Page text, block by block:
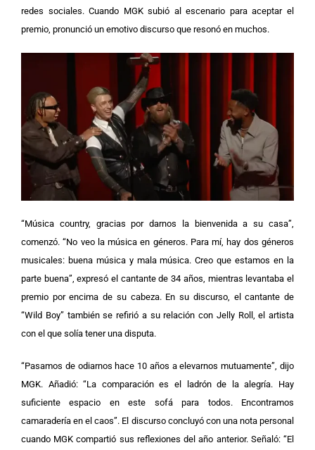
redes sociales.Cuando MGK subió al escenario para aceptar el
premio, pronunció un emotivo discurso que resonó en muchos.
“Música country, gracias por darnos la bienvenida a su casa”,
comenzó. “No veo la música en géneros. Para mí, hay dos géneros
musicales: buena música y mala música. Creo que estamos en la
parte buena”, expresó el cantante de 34 años, mientras levantaba el
premio por encima de su cabeza. En su discurso, el cantante de
“Wild Boy” también se refirió a su relación con Jelly Roll, el artista
con el que solía tener una disputa.
“Pasamos de odiarnos hace 10 años a elevarnos mutuamente”, dijo
MGK. Añadió: “La comparación es el ladrón de la alegría. Hay
suficiente espacio en este sofá para todos. Encontramos
camaradería en el caos”. El discurso concluyó con una nota personal
cuando MGK compartió sus reflexiones del año anterior. Señaló: “El